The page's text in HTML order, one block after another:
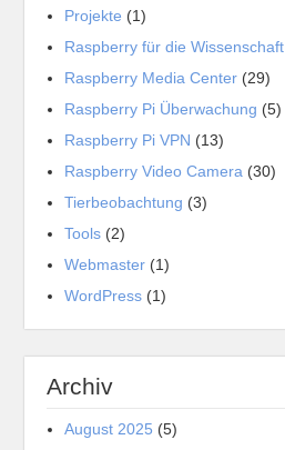
Projekte (1)
Raspberry für die Wissenschaft
Raspberry Media Center (29)
Raspberry Pi Überwachung (5)
Raspberry Pi VPN (13)
Raspberry Video Camera (30)
Tierbeobachtung (3)
Tools (2)
Webmaster (1)
WordPress (1)
Archiv
August 2025 (5)